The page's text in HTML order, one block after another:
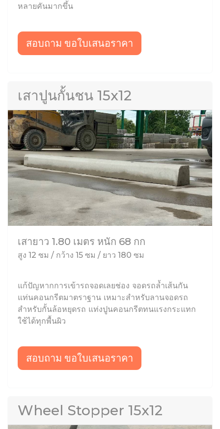
หลายคันมากขึ้น
สอบถาม ขอใบเสนอราคา
เสาปูนกั้นชน 15x12
เสายาว 1.80 เมตร หนัก 68 กก
สูง 12 ซม / กว้าง 15 ซม / ยาว 180 ซม
แก้ปัญหากการเข้ารถจอดเลยช่อง จอดรถล้ำเส้นกัน
แท่นคอนกรีตมาตราฐาน เหมาะสำหรับลานจอดรถ
สำหรับกั้นล้อหยุดรถ แท่งปูนคอนกรีตทนแรงกระแทก
ใช้ได้ทุกพื้นผิว
สอบถาม ขอใบเสนอราคา
Wheel Stopper 15x12